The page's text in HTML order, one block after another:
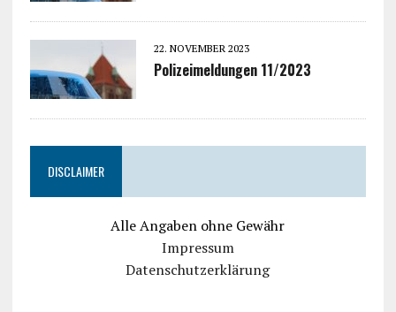
22. NOVEMBER 2023
Polizeimeldungen 11/2023
DISCLAIMER
Alle Angaben ohne Gewähr
Impressum
Datenschutzerklärung